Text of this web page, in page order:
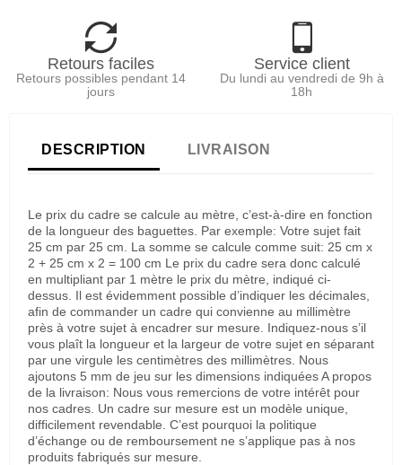
Retours faciles
Retours possibles pendant 14
jours
Service client
Du lundi au vendredi de 9h à
18h
DESCRIPTION LIVRAISON
Le prix du cadre se calcule au mètre, c’est-à-dire en fonction
de la longueur des baguettes. Par exemple: Votre sujet fait
25 cm par 25 cm. La somme se calcule comme suit: 25 cm x
2 + 25 cm x 2 = 100 cm Le prix du cadre sera donc calculé
en multipliant par 1 mètre le prix du mètre, indiqué ci-
dessus. Il est évidemment possible d’indiquer les décimales,
afin de commander un cadre qui convienne au millimètre
près à votre sujet à encadrer sur mesure. Indiquez-nous s’il
vous plaît la longueur et la largeur de votre sujet en séparant
par une virgule les centimètres des millimètres. Nous
ajoutons 5 mm de jeu sur les dimensions indiquées A propos
de la livraison: Nous vous remercions de votre intérêt pour
nos cadres. Un cadre sur mesure est un modèle unique,
difficilement revendable. C’est pourquoi la politique
d’échange ou de remboursement ne s’applique pas à nos
produits fabriqués sur mesure.